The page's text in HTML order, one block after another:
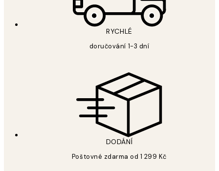
RYCHLÉ
doručování 1-3 dní
DODÁNÍ
Poštovné zdarma od 1 299 Kč